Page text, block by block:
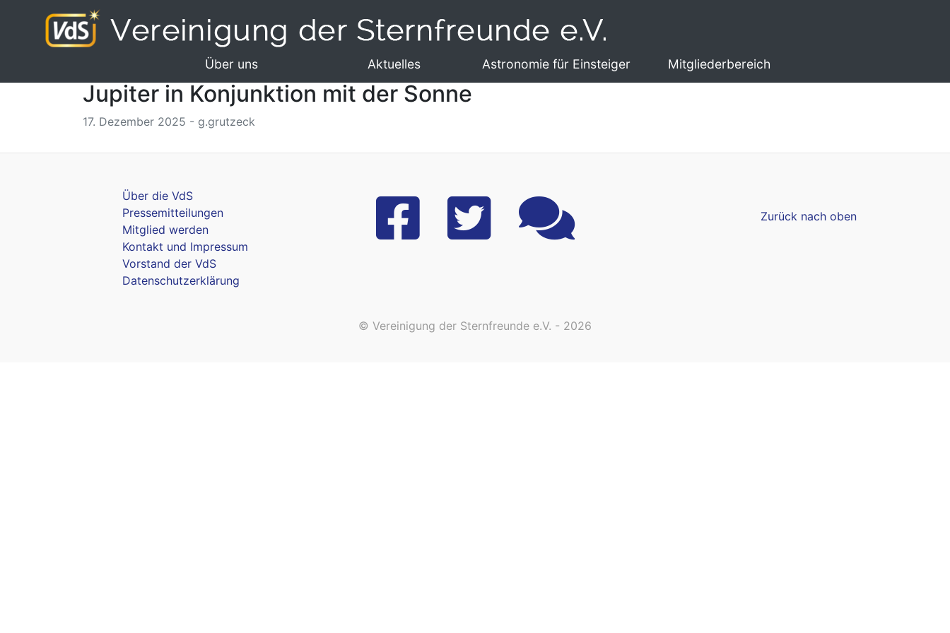
Über uns Aktuelles Astronomie für Einsteiger Mitgliederbereich
Jupiter in Konjunktion mit der Sonne
17. Dezember 2025 - g.grutzeck
Über die VdS
Pressemitteilungen
Mitglied werden
Kontakt und Impressum
Vorstand der VdS
Datenschutzerklärung
Zurück nach oben
© Vereinigung der Sternfreunde e.V. - 2026